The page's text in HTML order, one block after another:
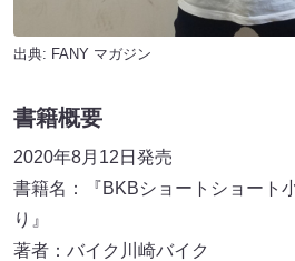
出典: FANY マガジン
書籍概要
2020年8月12日発売
書籍名：『BKBショートショー
り』
著者：バイク川崎バイク